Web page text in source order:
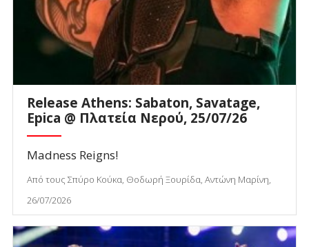
Release Athens: Sabaton, Savatage,
Epica @ Πλατεία Νερού, 25/07/26
Madness Reigns!
Από τους Σπύρο Κούκα, Θοδωρή Ξουρίδα, Αντώνη Μαρίνη,
26/07/2026